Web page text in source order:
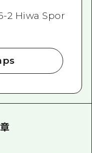
2 Hiwa Spor